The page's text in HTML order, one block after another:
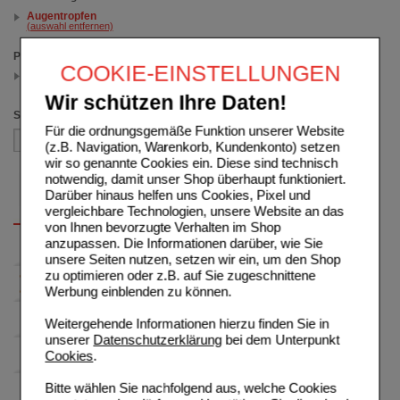
COOKIE-EINSTELLUNGEN
Wir schützen Ihre Daten!
Für die ordnungsgemäße Funktion unserer Website
(z.B. Navigation, Warenkorb, Kundenkonto) setzen
wir so genannte Cookies ein. Diese sind technisch
notwendig, damit unser Shop überhaupt funktioniert.
Darüber hinaus helfen uns Cookies, Pixel und
vergleichbare Technologien, unsere Website an das
von Ihnen bevorzugte Verhalten im Shop
anzupassen. Die Informationen darüber, wie Sie
unsere Seiten nutzen, setzen wir ein, um den Shop
zu optimieren oder z.B. auf Sie zugeschnittene
Werbung einblenden zu können.
Weitergehende Informationen hierzu finden Sie in
unserer Datenschutzerklärungbei dem Unterpunkt
Cookies.
Bitte wählen Sie nachfolgend aus, welche Cookies
Augentropfen
(auswahl entfernen)
Packungsgröße
3X15 ml
Sortieren nach